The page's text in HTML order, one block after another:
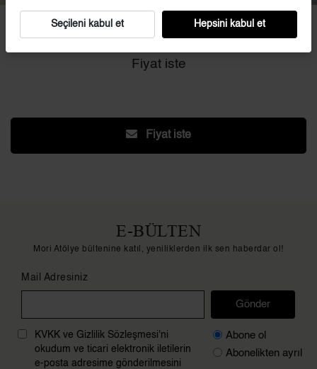
EKS (21)
Fiyat iste
Fiyat iste
E-BÜLTEN
Mori Atölye bültenine katıl, yeniliklerden ilk sen haberdar ol!
Mail Adresiniz
Gönder
KVKK ve Gizlilik Sözleşmesi'ni
okudum ve ticari elektronik iletilerin
e-posta adresime gönderilmesini
Abone ol
Abonelikten ayrıl
Seçileni kabul et Hepsini kabul et